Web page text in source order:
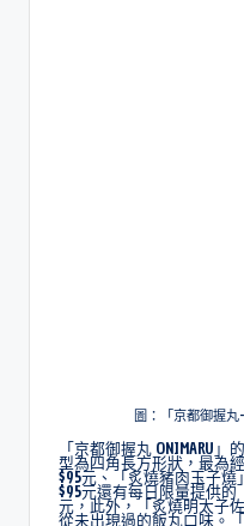
圖：「京都御握丸
「京都御握丸 ONIMARU
型為四角長方形狀，最為
$95元、「炙燒豬肉玉子燒
$95元還有每日限量提供的
元，此外，「炙燒明太子
從未出現過的飯丸口味。